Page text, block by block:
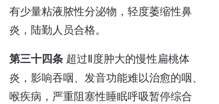
有少量粘液脓性分泌物，轻度萎缩性鼻
炎，陆勤人员合格。
第三十四条 超过Ⅱ度肿大的慢性扁桃体
炎，影响吞咽、发音功能难以治愈的咽、
喉疾病，严重阻塞性睡眠呼吸暂停综合